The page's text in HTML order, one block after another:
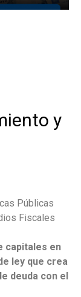
y
Públicas
Fiscales
capitales en
ley que crea
deuda con el